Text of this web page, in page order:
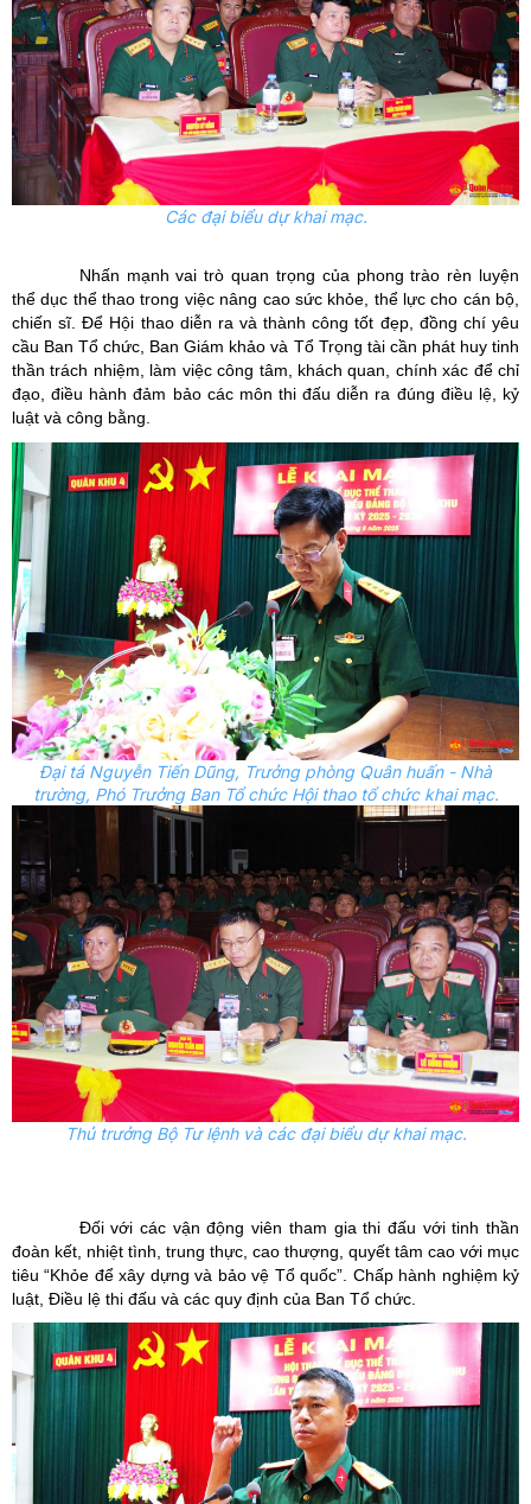
Các đại biểu dự khai mạc.
Nhấn mạnh vai trò quan trọng của phong trào rèn luyện
thể dục thể thao trong việc nâng cao sức khỏe, thể lực cho cán bộ,
chiến sĩ. Để Hội thao diễn ra và thành công tốt đẹp, đồng chí yêu
cầu Ban Tổ chức, Ban Giám khảo và Tổ Trọng tài cần phát huy tinh
thần trách nhiệm, làm việc công tâm, khách quan, chính xác để chỉ
đạo, điều hành đảm bảo các môn thi đấu diễn ra đúng điều lệ, kỷ
luật và công bằng.
Đại tá Nguyễn Tiến Dũng, Trưởng phòng Quân huấn - Nhà
trường, Phó Trưởng Ban Tổ chức Hội thao tổ chức khai mạc.
Thủ trưởng Bộ Tư lệnh và các đại biểu dự khai mạc.
Đối với các vận động viên tham gia thi đấu với tinh thần
đoàn kết, nhiệt tình, trung thực, cao thượng, quyết tâm cao với mục
tiêu “Khỏe để xây dựng và bảo vệ Tổ quốc”. Chấp hành nghiệm kỷ
luật, Điều lệ thi đấu và các quy định của Ban Tổ chức.